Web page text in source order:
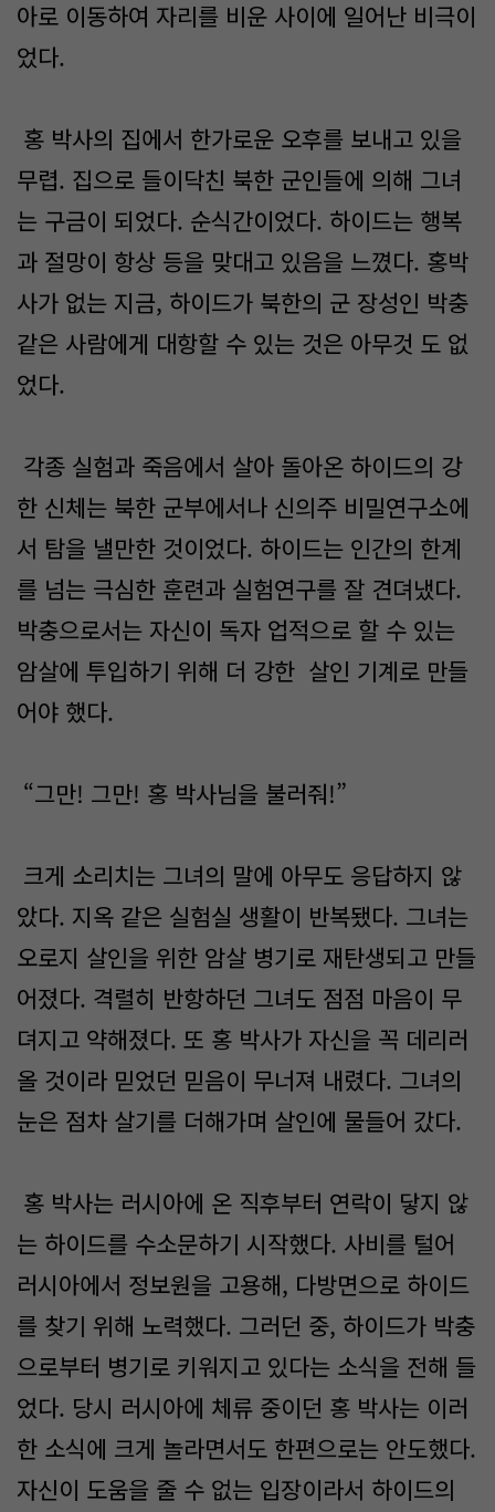
아로 이동하여 자리를 비운 사이에 일어난 비극이
었다.
홍 박사의 집에서 한가로운 오후를 보내고 있을
무렵. 집으로 들이닥친 북한 군인들에 의해 그녀
는 구금이 되었다. 순식간이었다. 하이드는 행복
과 절망이 항상 등을 맞대고 있음을 느꼈다. 홍박
사가 없는 지금, 하이드가 북한의 군 장성인 박충
같은 사람에게 대항할 수 있는 것은 아무것 도 없
었다.
각종 실험과 죽음에서 살아 돌아온 하이드의 강
한 신체는 북한 군부에서나 신의주 비밀연구소에
서 탐을 낼만한 것이었다. 하이드는 인간의 한계
를 넘는 극심한 훈련과 실험연구를 잘 견뎌냈다.
박충으로서는 자신이 독자 업적으로 할 수 있는
암살에 투입하기 위해 더 강한 살인 기계로 만들
어야 했다.
“그만! 그만! 홍 박사님을 불러줘!”
크게 소리치는 그녀의 말에 아무도 응답하지 않
았다. 지옥 같은 실험실 생활이 반복됐다. 그녀는
오로지 살인을 위한 암살 병기로 재탄생되고 만들
어졌다. 격렬히 반항하던 그녀도 점점 마음이 무
뎌지고 약해졌다. 또 홍 박사가 자신을 꼭 데리러
올 것이라 믿었던 믿음이 무너져 내렸다. 그녀의
눈은 점차 살기를 더해가며 살인에 물들어 갔다.
홍 박사는 러시아에 온 직후부터 연락이 닿지 않
는 하이드를 수소문하기 시작했다. 사비를 털어
러시아에서 정보원을 고용해, 다방면으로 하이드
를 찾기 위해 노력했다. 그러던 중, 하이드가 박충
으로부터 병기로 키워지고 있다는 소식을 전해 들
었다. 당시 러시아에 체류 중이던 홍 박사는 이러
한 소식에 크게 놀라면서도 한편으로는 안도했다.
자신이 도움을 줄 수 없는 입장이라서 하이드의